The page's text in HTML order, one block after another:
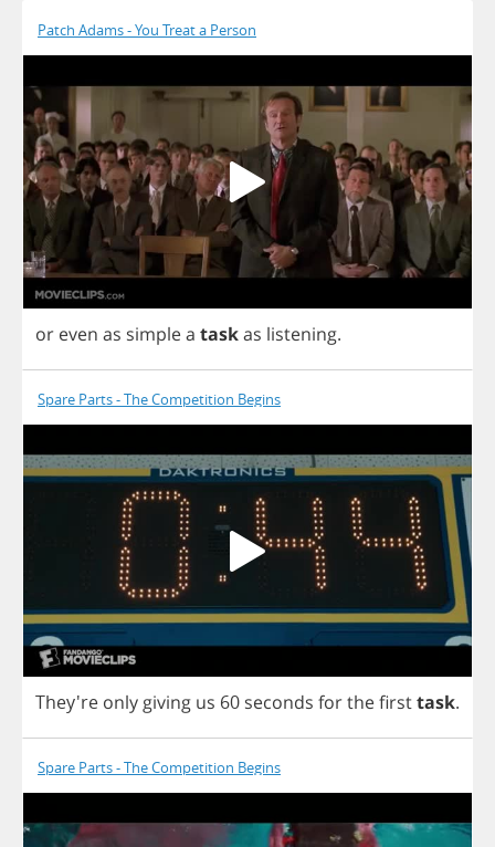
Patch Adams - You Treat a Person
or even as simplea taskas listening.
Spare Parts - The Competition Begins
They're only giving us 60 seconds forthefirsttask.
Spare Parts - The Competition Begins